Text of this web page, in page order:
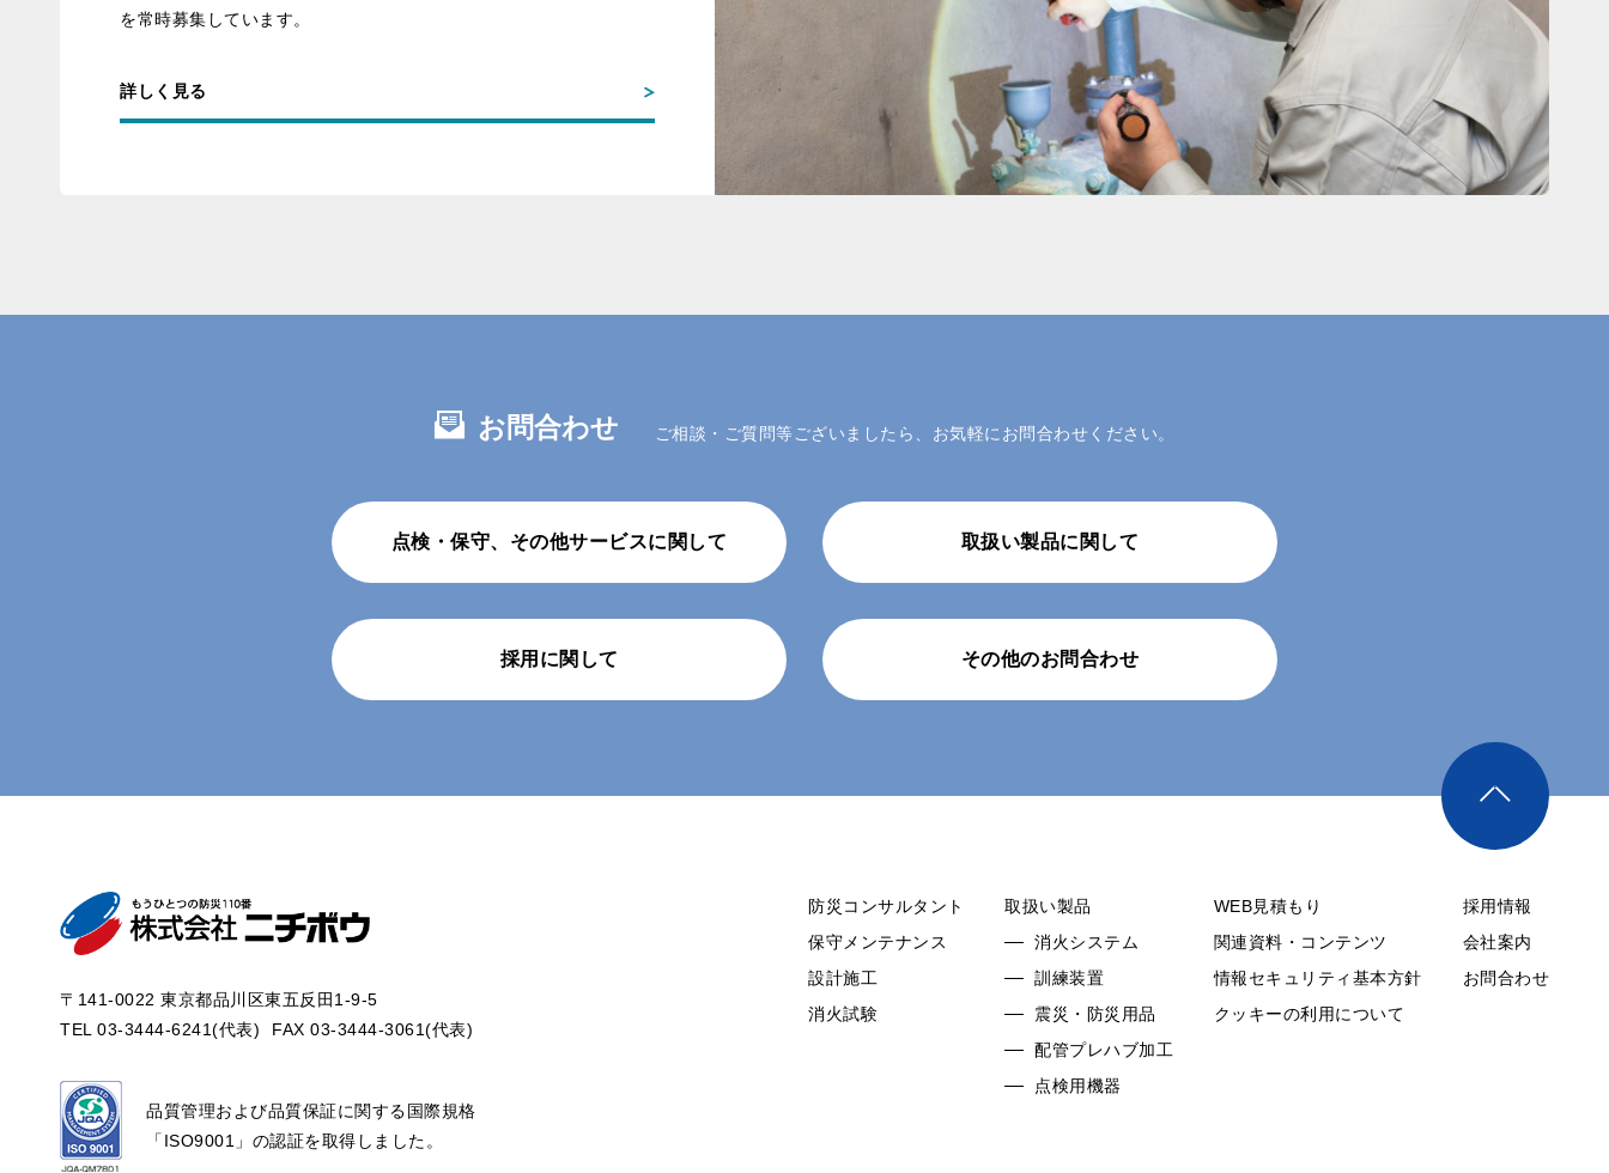
を常時募集しています。
詳しく見る
お問合わせ ご相談・ご質問等ございましたら、お気軽にお問合わせください。
点検・保守、その他サービスに関して 取扱い製品に関して
採用に関して その他のお問合わせ
〒141-0022 東京都品川区東五反田1-9-5
TEL 03-3444-6241(代表)
FAX 03-3444-3061(代表)
品質管理および品質保証に関する国際規格
「ISO9001」の認証を取得しました。
防災コンサルタント
保守メンテナンス
設計施工
消火試験
取扱い製品
消火システム
訓練装置
震災・防災用品
配管プレハブ加工
点検用機器
WEB見積もり
関連資料・コンテンツ
情報セキュリティ基本方針
クッキーの利用について
採用情報
会社案内
お問合わせ